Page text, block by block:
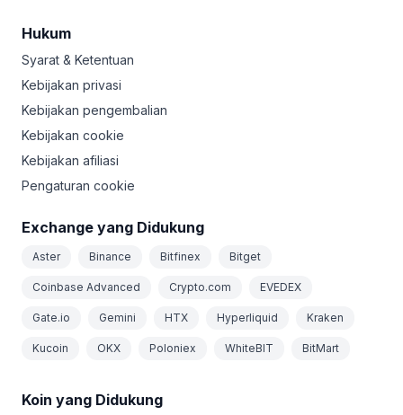
Hukum
Syarat & Ketentuan
Kebijakan privasi
Kebijakan pengembalian
Kebijakan cookie
Kebijakan afiliasi
Pengaturan cookie
Exchange yang Didukung
Aster Binance Bitfinex Bitget
Coinbase Advanced Crypto.com EVEDEX
Gate.io Gemini HTX Hyperliquid Kraken
Kucoin OKX Poloniex WhiteBIT BitMart
Koin yang Didukung